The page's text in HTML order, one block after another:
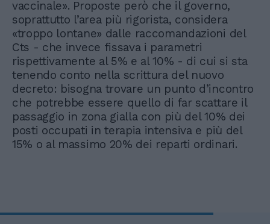
vaccinale». Proposte però che il governo,
soprattutto l’area più rigorista, considera
«troppo lontane» dalle raccomandazioni del
Cts - che invece fissava i parametri
rispettivamente al 5% e al 10% - di cui si sta
tenendo conto nella scrittura del nuovo
decreto: bisogna trovare un punto d’incontro
che potrebbe essere quello di far scattare il
passaggio in zona gialla con più del 10% dei
posti occupati in terapia intensiva e più del
15% o al massimo 20% dei reparti ordinari.